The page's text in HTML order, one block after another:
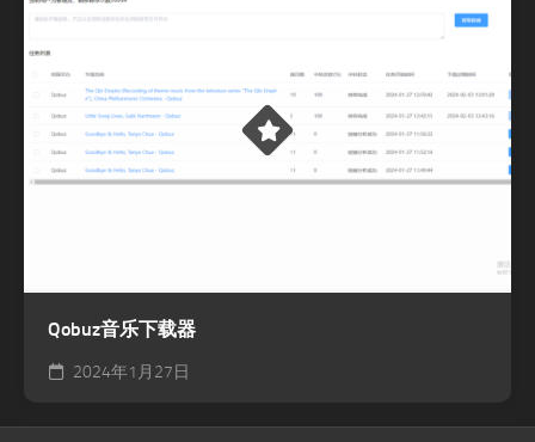
Qobuz音乐下载器
2024年1月27日